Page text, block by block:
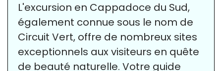
L'excursion en Cappadoce du Sud,
également connue sous le nom de
Circuit Vert, offre de nombreux sites
exceptionnels aux visiteurs en quête
de beauté naturelle. Votre guide